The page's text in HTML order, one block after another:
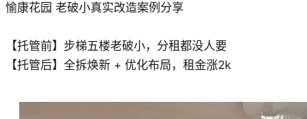
愉康花园 老破小真实改造案例分享
【托管前】步梯五楼老破小，分租都没人要
【托管后】全拆焕新 + 优化布局，租金涨2k